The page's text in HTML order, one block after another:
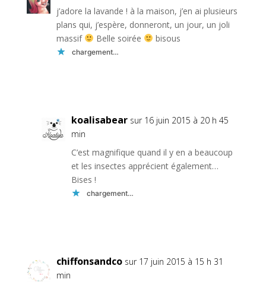
j’adore la lavande ! à la maison, j’en ai plusieurs
plans qui, j’espère, donneront, un jour, un joli
massif
Belle soirée bisous
chargement…
koalisabear sur 16 juin 2015 à 20 h 45
min
C’est magnifique quand il y en a beaucoup
et les insectes apprécient également…
Bises !
chargement…
chiffonsandco sur 17 juin 2015 à 15 h 31
min